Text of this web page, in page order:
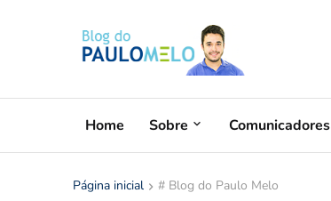
Home Sobre Comunicadores
Página inicial # Blog do Paulo Melo